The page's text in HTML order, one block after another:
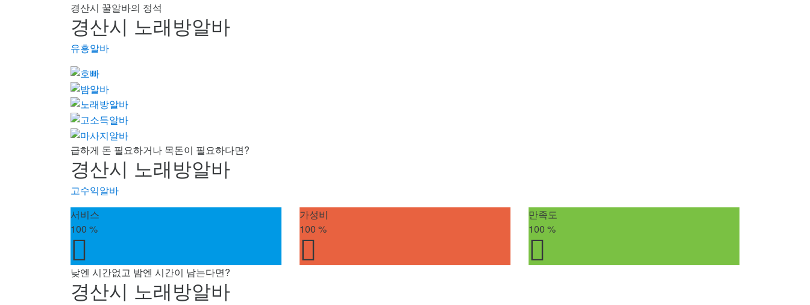
경산시 꿀알바의 정석
경산시 노래방알바
유흥알바
급하게 돈 필요하거나 목돈이 필요하다면?
경산시 노래방알바
고수익알바
서비스
100 %
가성비
100 %
만족도
100 %
낮엔 시간없고 밤엔 시간이 남는다면?
경산시 노래방알바